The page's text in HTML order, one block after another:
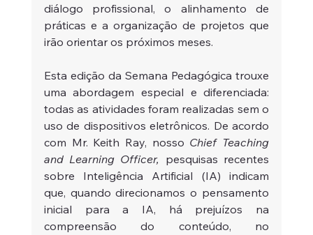
diálogo profissional, o alinhamento de
práticas e a organização de projetos que
irão orientar os próximos meses.
Esta edição da Semana Pedagógica trouxe
uma abordagem especial e diferenciada:
todas as atividades foram realizadas sem o
uso de dispositivos eletrônicos. De acordo
com Mr. Keith Ray, nosso Chief Teaching
and Learning Officer, pesquisas recentes
sobre Inteligência Artificial (IA) indicam
que, quando direcionamos o pensamento
inicial para a IA, há prejuízos na
compreensão do conteúdo, no